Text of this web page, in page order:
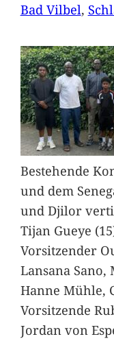
Bad Vilbel,
Bestehende
und dem
und Djilor
Tijan Gueye
Vorsitzender
Lansana Sano,
Hanne Mühle,
Vorsitzende
Jordan von